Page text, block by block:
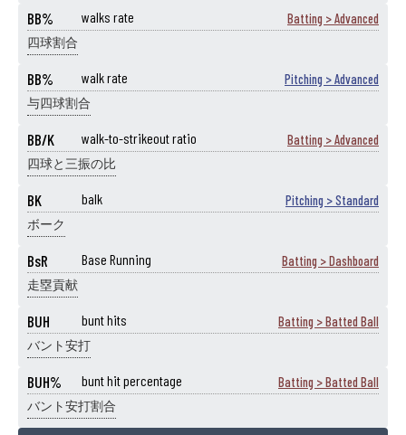
BB% walks rate Batting > Advanced
四球割合
BB% walk rate Pitching > Advanced
与四球割合
BB/K walk-to-strikeout ratio Batting > Advanced
四球と三振の比
BK balk Pitching > Standard
ボーク
BsR Base Running Batting > Dashboard
走塁貢献
BUH bunt hits Batting > Batted Ball
バント安打
BUH% bunt hit percentage Batting > Batted Ball
バント安打割合